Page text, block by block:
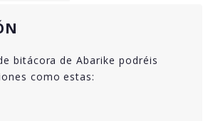
bitácora de Abarike podréis
como estas: